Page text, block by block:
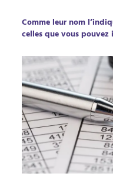
Comme leur nom
celles que vous